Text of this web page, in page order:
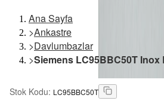
Ana Sayfa
>Ankastre
>Davlumbazlar
>Siemens LC95BBC50T
Stok Kodu: LC95BBC50T